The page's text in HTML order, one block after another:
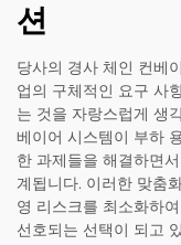
션
당사의 경사 체인 컨베
업의 구체적인 요구 사
는 것을 자랑스럽게 생
베이어 시스템이 부하
한 과제들을 해결하면
계됩니다. 이러한 맞춤
영 리스크를 최소화하
선호되는 선택이 되고